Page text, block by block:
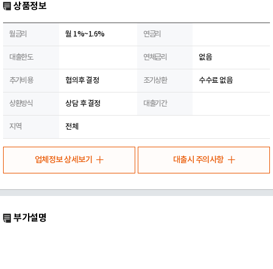
상품정보
월금리 월 1%~1.6% 연금리
대출한도 연체금리 없음
추가비용 협의후 결정 조기상환 수수료 없음
상환방식 상담 후 결정 대출기간
지역 전체
업체정보 상세보기 대출시 주의사항
부가설명